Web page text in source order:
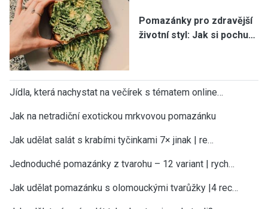
Pomazánky pro zdravější
životní styl: Jak si pochu…
Jídla, která nachystat na večírek s tématem online…
Jak na netradiční exotickou mrkvovou pomazánku
Jak udělat salát s krabími tyčinkami 7× jinak | re…
Jednoduché pomazánky z tvarohu – 12 variant | rych…
Jak udělat pomazánku s olomouckými tvarůžky |4 rec…